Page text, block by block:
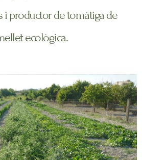
i productor de tomàtiga de
ecològica.